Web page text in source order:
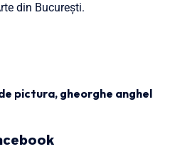
din București.
pictura, gheorghe anghel